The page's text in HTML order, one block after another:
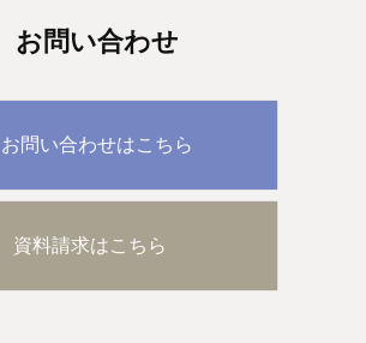
お問い合わせ
お問い合わせはこちら
資料請求はこちら